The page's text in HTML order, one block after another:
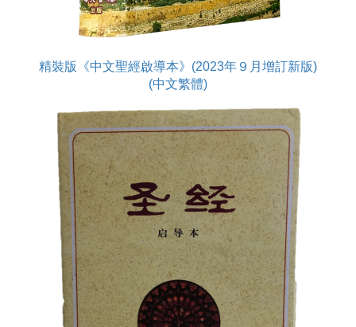
精裝版《中文聖經啟導本》(2023年９月增訂新版)
(中文繁體)